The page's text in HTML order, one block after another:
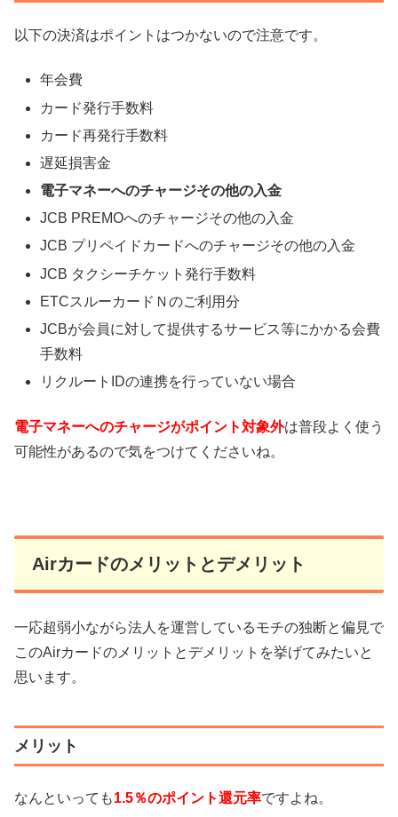
以下の決済はポイントはつかないので注意です。
年会費
カード発行手数料
カード再発行手数料
遅延損害金
電子マネーへのチャージその他の入金
JCB PREMOへのチャージその他の入金
JCB プリペイドカードへのチャージその他の入金
JCB タクシーチケット発行手数料
ETCスルーカードＮのご利用分
JCBが会員に対して提供するサービス等にかかる会費
手数料
リクルートIDの連携を行っていない場合
電子マネーへのチャージがポイント対象外は普段よく使う
可能性があるので気をつけてくださいね。
Airカードのメリットとデメリット
一応超弱小ながら法人を運営しているモチの独断と偏見で
このAirカードのメリットとデメリットを挙げてみたいと
思います。
メリット
なんといっても1.5％のポイント還元率ですよね。